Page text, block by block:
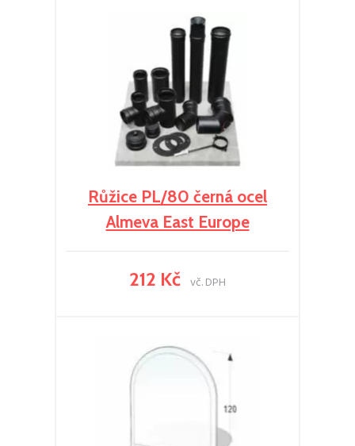
Růžice PL/80 černá ocel
Almeva East Europe
212 Kč vč. DPH